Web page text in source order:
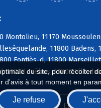
du site, pour récolter
à tout moment en
Je refuse
Montolieu, 11170
11800
Fontiès-d, 11800
11800 Trèbes, 11800
Biocoop.fr Le